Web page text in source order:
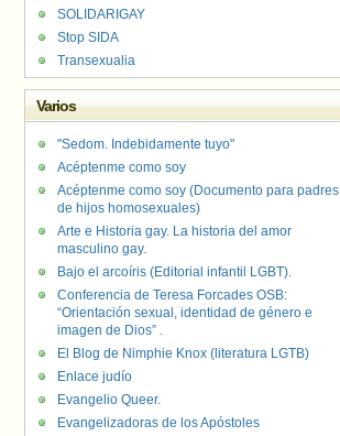
SOLIDARIGAY
Stop SIDA
Transexualia
Varios
"Sedom. Indebidamente tuyo"
Acéptenme como soy
Acéptenme como soy (Documento para padres
de hijos homosexuales)
Arte e Historia gay. La historia del amor
masculino gay.
Bajo el arcoíris (Editorial infantil LGBT).
Conferencia de Teresa Forcades OSB:
“Orientación sexual, identidad de género e
imagen de Dios” .
El Blog de Nimphie Knox (literatura LGTB)
Enlace judío
Evangelio Queer.
Evangelizadoras de los Apóstoles